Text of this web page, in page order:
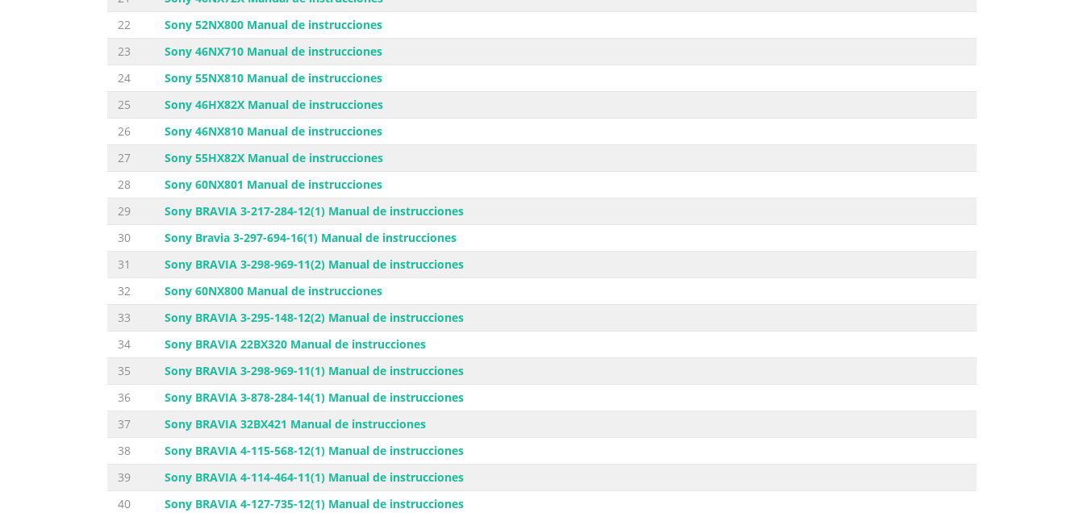
22
Sony 52NX800 Manual de instrucciones
23
Sony 46NX710 Manual de instrucciones
24
Sony 55NX810 Manual de instrucciones
25
Sony 46HX82X Manual de instrucciones
26
Sony 46NX810 Manual de instrucciones
27
Sony 55HX82X Manual de instrucciones
28
Sony 60NX801 Manual de instrucciones
29
Sony BRAVIA 3-217-284-12(1) Manual de instrucciones
30
Sony Bravia 3-297-694-16(1) Manual de instrucciones
31
Sony BRAVIA 3-298-969-11(2) Manual de instrucciones
32
Sony 60NX800 Manual de instrucciones
33
Sony BRAVIA 3-295-148-12(2) Manual de instrucciones
34
Sony BRAVIA 22BX320 Manual de instrucciones
35
Sony BRAVIA 3-298-969-11(1) Manual de instrucciones
36
Sony BRAVIA 3-878-284-14(1) Manual de instrucciones
37
Sony BRAVIA 32BX421 Manual de instrucciones
38
Sony BRAVIA 4-115-568-12(1) Manual de instrucciones
39
Sony BRAVIA 4-114-464-11(1) Manual de instrucciones
40
Sony BRAVIA 4-127-735-12(1) Manual de instrucciones